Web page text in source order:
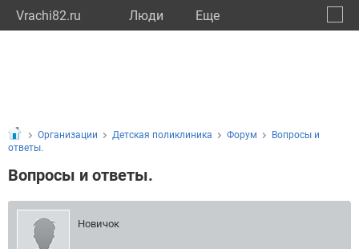
Vrachi82.ru Люди Eще
Организации Детская поликлиника Форум
Вопросы и
ответы.
Вопросы и ответы.
Новичок